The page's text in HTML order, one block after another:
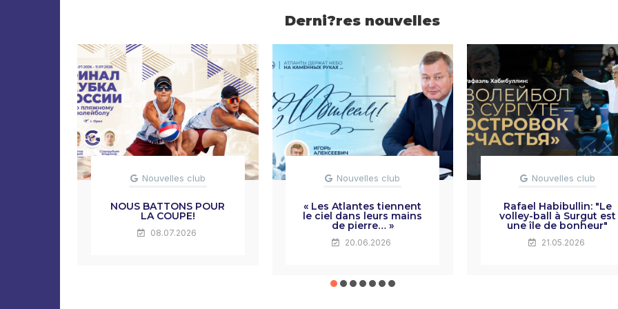
Derni?res nouvelles
Nouvelles club
NOUS BATTONS POUR
LA COUPE!
08.07.2026
Nouvelles club
« Les Atlantes tiennent
le ciel dans leurs mains
de pierre… »
20.06.2026
Nouvelles club
Rafael Habibullin: "Le
volley-ball à Surgut est
une île de bonheur"
21.05.2026